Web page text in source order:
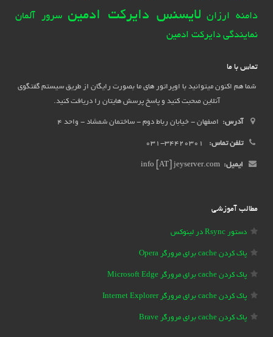
دامنه ارزان لایسنس دایرکت ادمین سرور آلمان
نمایندگی دایرکت ادمین
تماس با ما
شما هم اکنون میتوانید با اوپراتور های ما بصورت رایگان از طریق سیستم گفتگوی
آنلاین صحبت کنید و پاسخ پرسش هایتان را دریافت کنید.
آدرس: اصفهان - خیابان رباط دوم - ساختمان شمشاد - واحد 4
تلفن تماس:
ایمیل:
مطالب آموزشی
دستور Rsync در لینوکس
پاک کردن cache برای مرورگر Opera
پاک کردن cache برای مرورگر Microsoft Edge
پاک کردن cache برای مرورگر Internet Explorer
پاک کردن cache برای مرورگر Brave